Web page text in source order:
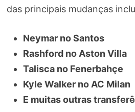
das principais mudanças
Neymar no Santos
Rashford no Aston Villa
Talisca no Fenerbahçe
Kyle Walker no AC Milan
E muitas outras